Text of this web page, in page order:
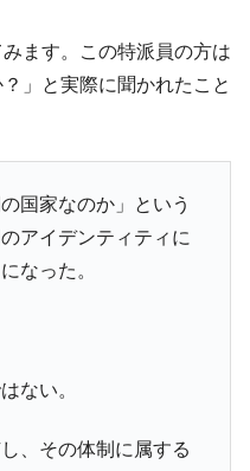
金の保有量を増やしま
段ではないのか？
1日当たり1,214.4億ド
強く左右される状態
在明。李在明を支持しな
作であり、空前の国政壟
丸刈りになって抗議活
出を異常増加させる ⇒ 中
ます。この特派員の方は
」と実際に聞かれたこと
国家なのか」という
アイデンティティに
なった。
ない。
、その体制に属する